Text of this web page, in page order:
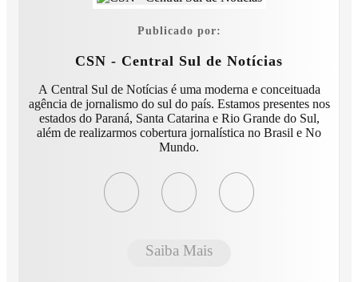
Publicado por:
CSN - Central Sul de Notícias
A Central Sul de Notícias é uma moderna e conceituada
agência de jornalismo do sul do país. Estamos presentes nos
estados do Paraná, Santa Catarina e Rio Grande do Sul,
além de realizarmos cobertura jornalística no Brasil e No
Mundo.
Saiba Mais